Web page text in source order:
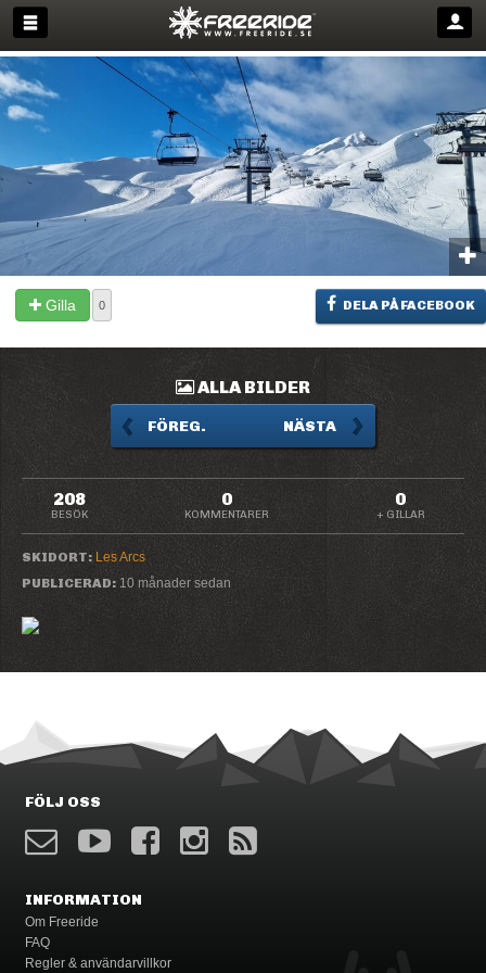
Gilla 0 DELA PÅ FACEBOOK
ALLA BILDER
FÖREG. NÄSTA
208
BESÖK
0
KOMMENTARER
0
+ GILLAR
SKIDORT: Les Arcs
PUBLICERAD: 10 månader sedan
FÖLJ OSS
INFORMATION
Om Freeride
FAQ
Regler & användarvillkor